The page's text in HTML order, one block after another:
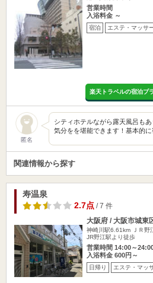
営業時間
入浴料金 ～
宿泊 エステ・マッサ
楽天トラベルの宿泊プ
匿名
シティホテルながら露天風呂も
気分をを堪能できます！基本的に
関連情報から探す
寿温泉
2.7点/ 7 件
大阪府 / 大阪市城東
神崎川駅6.61km
ＪＲ
JR野江駅より徒歩
営業時間 14:00～
入浴料金 600円～
日帰り エステ・マッ